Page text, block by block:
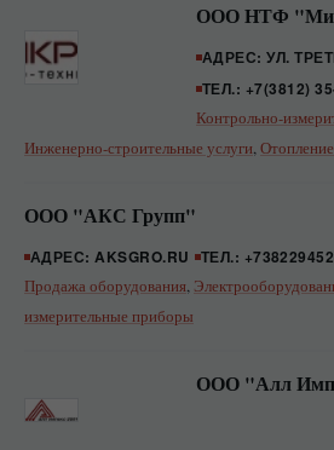
ООО НТФ
АДРЕС: УЛ.
ТЕЛ.: +7(3812)
Контрольно-
Инженерно-строительные услуги,
ООО "АКС Групп"
АДРЕС: AKSGRO.RU ТЕЛ.:
Продажа оборудования,
измерительные приборы
ООО "Алл